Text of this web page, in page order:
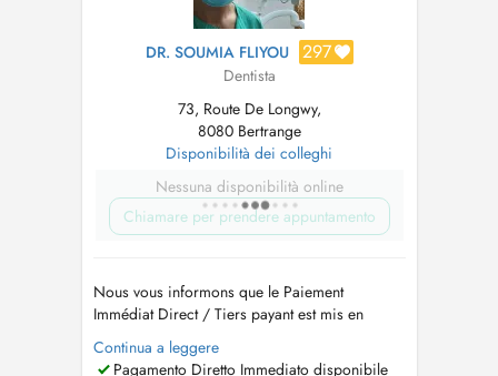
DR. SOUMIA FLIYOU 297
Dentista
73, Route De Longwy,
8080 Bertrange
Disponibilità dei colleghi
Nessuna disponibilità online
Chiamare per prendere appuntamento
Nous vous informons que le Paiement
Immédiat Direct / Tiers payant est mis en
place. Vous n'aurez plus à avancer la partie
remboursée par votre sécurité sociale CNS. Le
Continua a leggere
Pagamento Diretto Immediato disponibile